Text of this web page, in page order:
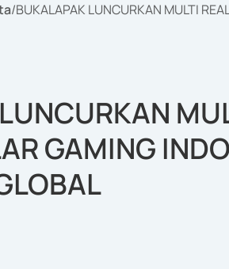
/BUKALAPAK LUNCURKAN MULTI
GAMING